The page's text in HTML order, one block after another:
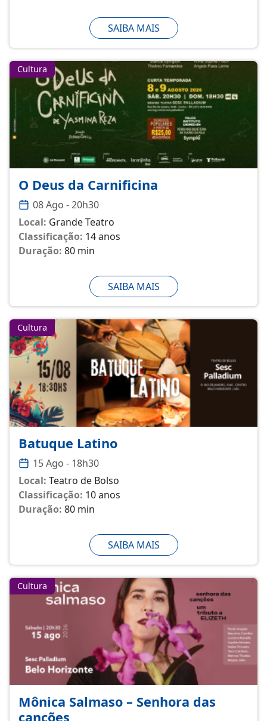
SAIBA MAIS
Cultura
O Deus da Carnificina
08 Ago - 20h30
Local: Grande Teatro
Classificação: 14 anos
Duração: 80 min
SAIBA MAIS
Cultura
Batuque Latino
15 Ago - 18h30
Local: Teatro de Bolso
Classificação: 10 anos
Duração: 80 min
SAIBA MAIS
Cultura
Mônica Salmaso – Senhora das
canções